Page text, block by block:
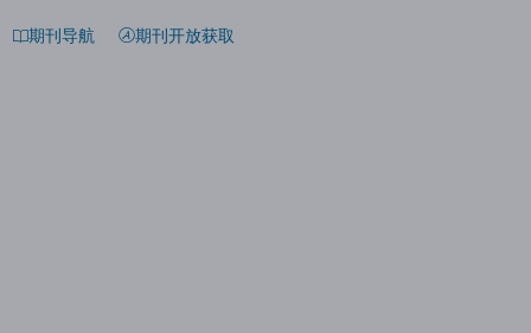
期刊导航 期刊开放获取